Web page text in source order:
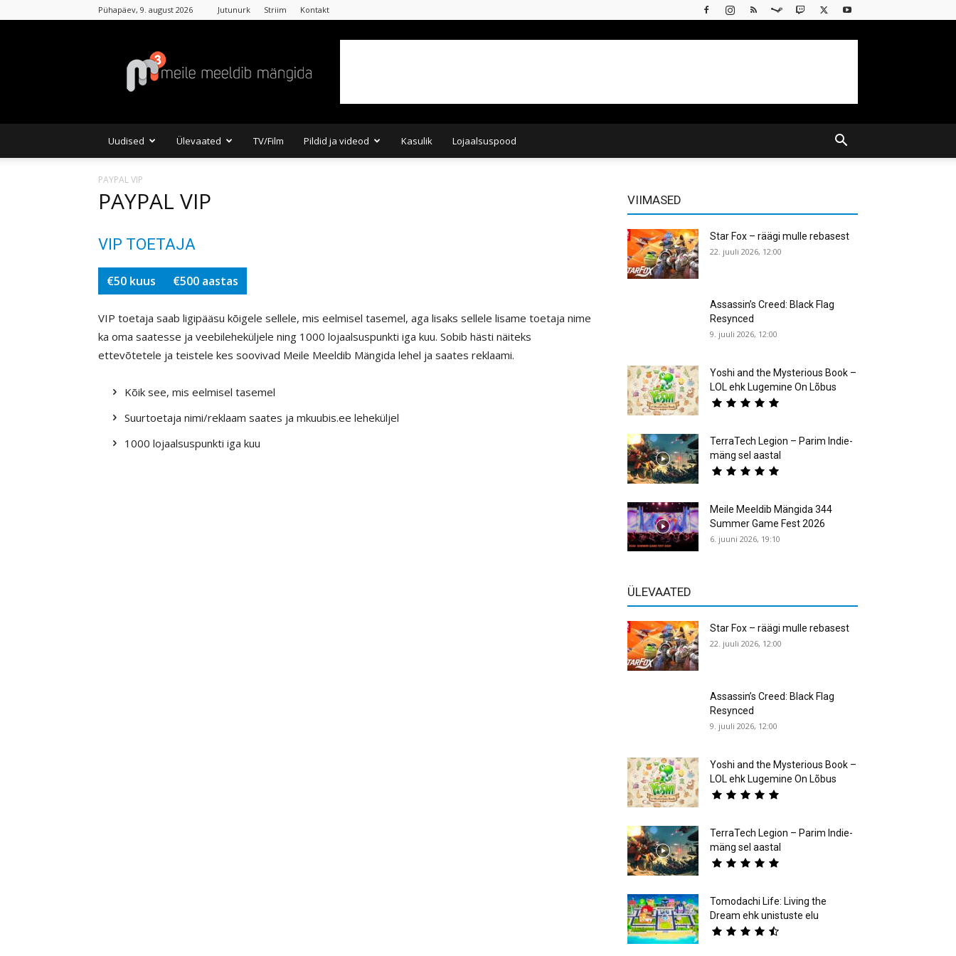
Pühapäev, 9. august 2026 Jutunurk Striim Kontakt
Uudised Ülevaated TV/Film Pildid ja videod Kasulik Lojaalsuspood
PAYPAL VIP
PAYPAL VIP
VIP TOETAJA
€50 kuus €500 aastas
VIP toetaja saab ligipääsu kõigele sellele, mis eelmisel tasemel, aga lisaks sellele lisame toetaja nime
ka oma saatesse ja veebileheküljele ning 1000 lojaalsuspunkti iga kuu. Sobib hästi näiteks
ettevõtetele ja teistele kes soovivad Meile Meeldib Mängida lehel ja saates reklaami.
Kõik see, mis eelmisel tasemel
Suurtoetaja nimi/reklaam saates ja mkuubis.ee leheküljel
1000 lojaalsuspunkti iga kuu
VIIMASED
Star Fox – räägi mulle rebasest
22. juuli 2026, 12:00
Assassin’s Creed: Black Flag
Resynced
9. juuli 2026, 12:00
Yoshi and the Mysterious Book –
LOL ehk Lugemine On Lõbus
TerraTech Legion – Parim Indie-
mäng sel aastal
Meile Meeldib Mängida 344
Summer Game Fest 2026
6. juuni 2026, 19:10
ÜLEVAATED
Star Fox – räägi mulle rebasest
22. juuli 2026, 12:00
Assassin’s Creed: Black Flag
Resynced
9. juuli 2026, 12:00
Yoshi and the Mysterious Book –
LOL ehk Lugemine On Lõbus
TerraTech Legion – Parim Indie-
mäng sel aastal
Tomodachi Life: Living the
Dream ehk unistuste elu